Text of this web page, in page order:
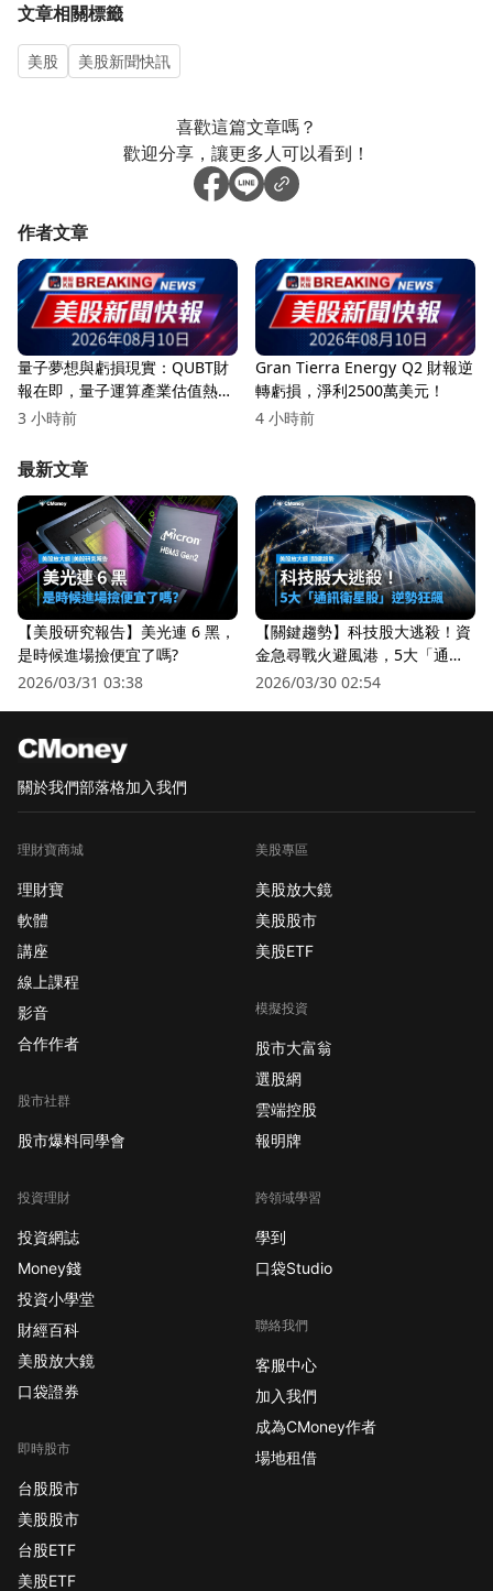
文章相關標籤
美股 美股新聞快訊
喜歡這篇文章嗎？
歡迎分享，讓更多人可以看到！
作者文章
量子夢想與虧損現實：QUBT財
報在即，量子運算產業估值熱到
底能燒多久？
3 小時前
Gran Tierra Energy Q2 財報逆
轉虧損，淨利2500萬美元！
4 小時前
最新文章
【美股研究報告】美光連 6 黑，
是時候進場撿便宜了嗎?
2026/03/31 03:38
【關鍵趨勢】科技股大逃殺！資
金急尋戰火避風港，5大「通訊
衛星股」逆勢狂飆
2026/03/30 02:54
關於我們部落格加入我們
理財寶商城
理財寶
軟體
講座
線上課程
影音
合作作者
股市社群
股市爆料同學會
投資理財
投資網誌
Money錢
投資小學堂
財經百科
美股放大鏡
口袋證券
即時股市
台股股市
美股股市
台股ETF
美股ETF
美股專區
美股放大鏡
美股股市
美股ETF
模擬投資
股市大富翁
選股網
雲端控股
報明牌
跨領域學習
學到
口袋Studio
聯絡我們
客服中心
加入我們
成為CMoney作者
場地租借